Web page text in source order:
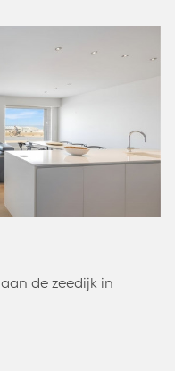
de zeedijk in